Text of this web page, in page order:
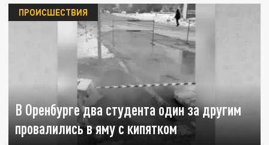
В Оренбурге два студента один за другим
провалились в яму с кипятком
ПРОИСШЕСТВИЯ